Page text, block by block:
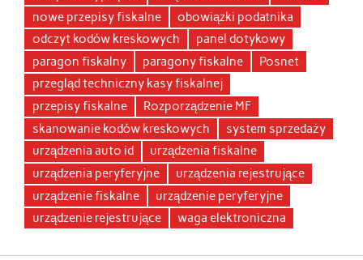
nowe przepisy fiskalne
obowiązki podatnika
odczyt kodów kreskowych
panel dotykowy
paragon fiskalny
paragony fiskalne
Posnet
przegląd techniczny kasy fiskalnej
przepisy fiskalne
Rozporządzenie MF
skanowanie kodów kreskowych
system sprzedaży
urządzenia auto id
urządzenia fiskalne
urządzenia peryferyjne
urządzenia rejestrujące
urządzenie fiskalne
urządzenie peryferyjne
urządzenie rejestrujące
waga elektroniczna